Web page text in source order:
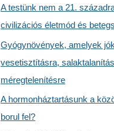
A testünk nem a 21.
civilizációs életmód és
Gyógynövények, amelyek
vesetisztításra,
méregtelenítésre
A hormonháztartásunk a
borul fel?